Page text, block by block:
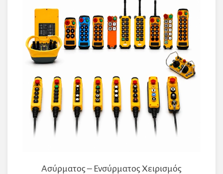
Ασύρματος – Ενσύρματος Χειρισμός